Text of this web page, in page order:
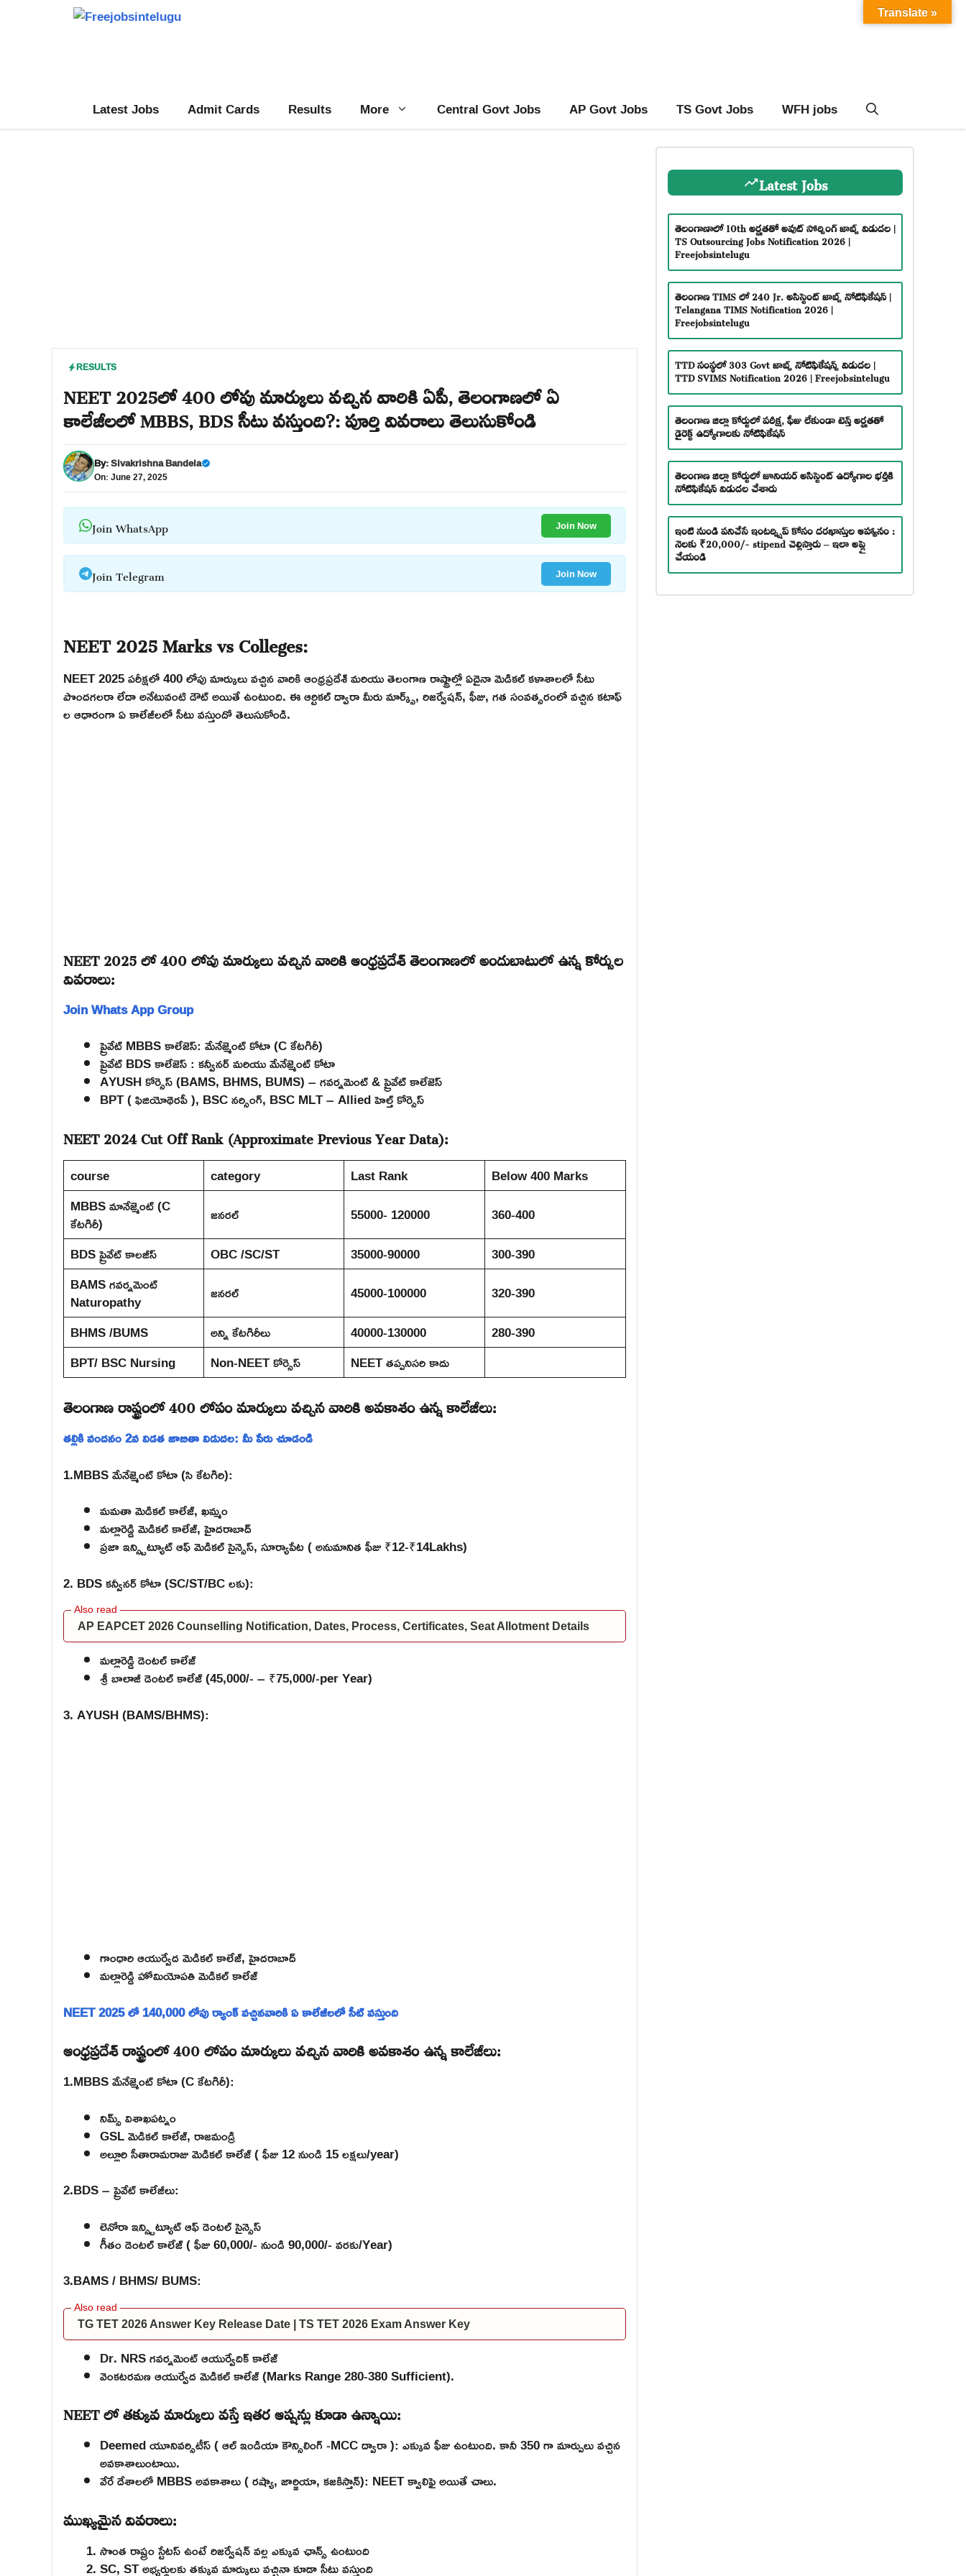
Latest Jobs Admit Cards Results More Central Govt Jobs AP Govt Jobs TS Govt Jobs WFH jobs
RESULTS
NEET 2025లో 400 లోపు మార్కులు వచ్చిన వారికి ఏపీ, తెలంగాణలో ఏ
కాలేజీలలో MBBS, BDS సీటు వస్తుంది?: పూర్తి వివరాలు తెలుసుకోండి
By:Sivakrishna Bandela
On: June 27, 2025
Join WhatsApp Join Now
Join Telegram Join Now
NEET 2025 Marks vs Colleges:
NEET 2025 పరీక్షలో 400 లోపు మార్కులు వచ్చిన వారికి ఆంధ్రప్రదేశ్ మరియు తెలంగాణ రాష్ట్రాల్లో ఏదైనా మెడికల్ కళాశాలలో సీటు
పొందగలరా లేదా అనేటువంటి డౌట్ అయితే ఉంటుంది. ఈ ఆర్టికల్ ద్వారా మీరు మార్క్స్, రిజర్వేషన్, ఫీజు, గత సంవత్సరంలో వచ్చిన కటాఫ్
ల ఆధారంగా ఏ కాలేజీలలో సీటు వస్తుందో తెలుసుకోండి.
NEET 2025 లో 400 లోపు మార్కులు వచ్చిన వారికి ఆంధ్రప్రదేశ్ తెలంగాణలో అందుబాటులో ఉన్న కోర్సుల
వివరాలు:
Join Whats App Group
ప్రైవేట్ MBBS కాలేజెస్: మేనేజ్మెంట్ కోటా (C కేటగిరీ)
ప్రైవేట్ BDS కాలేజెస్ : కన్వీనర్ మరియు మేనేజ్మెంట్ కోటా
AYUSH కోర్సెస్ (BAMS, BHMS, BUMS) – గవర్నమెంట్ & ప్రైవేట్ కాలేజెస్
BPT ( ఫిజియోథెరపీ ), BSC నర్సింగ్, BSC MLT – Allied హెల్త్ కోర్సెస్
NEET 2024 Cut Off Rank (Approximate Previous Year Data):
course category Last Rank
Below 400 Marks
MBBS మానేజ్మెంట్ (C
కేటగిరీ) జనరల్ 55000- 120000
360-400
BDS ప్రైవేట్ కాలజీస్
OBC /SC/ST 35000-90000
300-390
BAMS గవర్నమెంట్
Naturopathy జనరల్ 45000-100000
320-390
BHMS /BUMS
అన్ని కేటగిరీలు 40000-130000
280-390
BPT/ BSC Nursing
Non-NEET కోర్సెస్ NEET తప్పనిసరి కాదు
తెలంగాణ రాష్ట్రంలో 400 లోపం మార్కులు వచ్చిన వారికి అవకాశం ఉన్న కాలేజీలు:
తల్లికి వందనం 2వ విడత జాబితా విడుదల: మీ పేరు చూడండి
1.MBBS మేనేజ్మెంట్ కోటా (సి కేటగిరి):
మమతా మెడికల్ కాలేజ్, ఖమ్మం
మల్లారెడ్డి మెడికల్ కాలేజ్, హైదరాబాద్
ప్రజా ఇన్స్టిట్యూట్ ఆఫ్ మెడికల్ సైన్సెస్, సూర్యాపేట ( అనుమానిత ఫీజు ₹12-₹14Lakhs)
2. BDS కన్వీనర్ కోటా (SC/ST/BC లకు):
AP EAPCET 2026 Counselling Notification, Dates, Process, Certificates, Seat Allotment Details
మల్లారెడ్డి డెంటల్ కాలేజ్
శ్రీ బాలాజీ డెంటల్ కాలేజ్ (45,000/- – ₹75,000/-per Year)
3. AYUSH (BAMS/BHMS):
గాంధారి ఆయుర్వేద మెడికల్ కాలేజ్, హైదరాబాద్
మల్లారెడ్డి హోమియోపతి మెడికల్ కాలేజ్
NEET 2025 లో 140,000 లోపు ర్యాంక్ వచ్చినవారికి ఏ కాలేజీలలో సీట్ వస్తుంది
ఆంధ్రప్రదేశ్ రాష్ట్రంలో 400 లోపం మార్కులు వచ్చిన వారికి అవకాశం ఉన్న కాలేజీలు:
1.MBBS మేనేజ్మెంట్ కోటా (C కేటగిరీ):
నిమ్స్ విశాఖపట్నం
GSL మెడికల్ కాలేజ్, రాజమండ్రి
అల్లూరి సీతారామరాజు మెడికల్ కాలేజ్ ( ఫీజు 12 నుండి 15 లక్షలు/year)
2.BDS – ప్రైవేట్ కాలేజీలు:
లెనోరా ఇన్స్టిట్యూట్ ఆఫ్ డెంటల్ సైన్సెస్
గీతం డెంటల్ కాలేజ్ ( ఫీజు 60,000/- నుండి 90,000/- వరకు/Year)
3.BAMS / BHMS/ BUMS:
TG TET 2026 Answer Key Release Date | TS TET 2026 Exam Answer Key
Dr. NRS గవర్నమెంట్ ఆయుర్వేదిక్ కాలేజ్
వెంకటరమణ ఆయుర్వేద మెడికల్ కాలేజ్ (Marks Range 280-380 Sufficient).
NEET లో తక్కువ మార్కులు వస్తే ఇతర ఆప్షన్లు కూడా ఉన్నాయి:
Deemed యూనివర్సిటీస్ ( ఆల్ ఇండియా కౌన్సిలింగ్ -MCC ద్వారా ): ఎక్కువ ఫీజు ఉంటుంది. కానీ 350 గా మార్పులు వచ్చిన
అవకాశాలుంటాయి.
వేరే దేశాలలో MBBS అవకాశాలు ( రష్యా, జార్జియా, కజకిస్తాన్): NEET క్వాలిఫై అయితే చాలు.
ముఖ్యమైన వివరాలు:
సొంత రాష్ట్రం స్టేటస్ ఉంటే రిజర్వేషన్ వల్ల ఎక్కువ ఛాన్స్ ఉంటుంది
SC, ST అభ్యర్థులకు తక్కువ మార్కులు వచ్చినా కూడా సీటు వస్తుంది
Latest Jobs
తెలంగాణాలో 10th అర్హతతో అవుట్ సోర్సింగ్ జాబ్స్ విడుదల |
TS Outsourcing Jobs Notification 2026 |
Freejobsintelugu
తెలంగాణ TIMS లో 240 Jr. అసిస్టెంట్ జాబ్స్ నోటిఫికేషన్ |
Telangana TIMS Notification 2026 |
Freejobsintelugu
TTD సంస్థలో 303 Govt జాబ్స్ నోటిఫికేషన్స్ విడుదల |
TTD SVIMS Notification 2026 | Freejobsintelugu
తెలంగాణ జిల్లా కోర్టులో పరీక్ష, ఫీజు లేకుండా టెన్త్ అర్హతతో
డైరెక్ట్ ఉద్యోగాలకు నోటిఫికేషన్
తెలంగాణ జిల్లా కోర్టులో జూనియర్ అసిస్టెంట్ ఉద్యోగాల భర్తీకి
నోటిఫికేషన్ విడుదల చేశారు
ఇంటి నుండి పనిచేసే ఇంటర్న్షిప్ కోసం దరఖాస్తుల ఆహ్వానం :
నెలకు ₹20,000/- stipend చెల్లిస్తారు – ఇలా అప్లై
చేయండి
Translate »